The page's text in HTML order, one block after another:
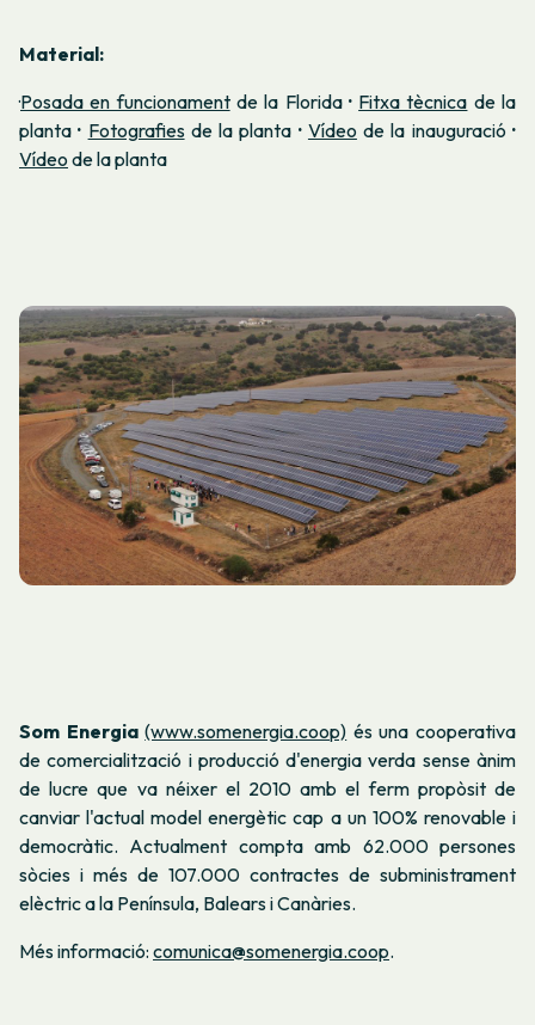
Material:
·Posada en funcionamentde la Florida· Fitxa tècnica de la
planta· Fotografiesde la planta · Vídeo de la inauguració·
Vídeo de la planta
Som Energia (www.somenergia.coop) és una cooperativa
de comercialització i producció d'energia verda sense ànim
de lucre que va néixer el 2010 amb el ferm propòsit de
canviar l'actual model energètic cap a un 100% renovable i
democràtic. Actualment compta amb 62.000 persones
sòcies i més de 107.000 contractes de subministrament
elèctric a la Península, Balears i Canàries.
Més informació: comunica@somenergia.coop.